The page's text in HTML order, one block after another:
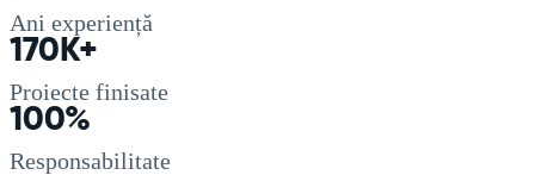
Ani experiență
170K+
Proiecte finisate
100%
Responsabilitate